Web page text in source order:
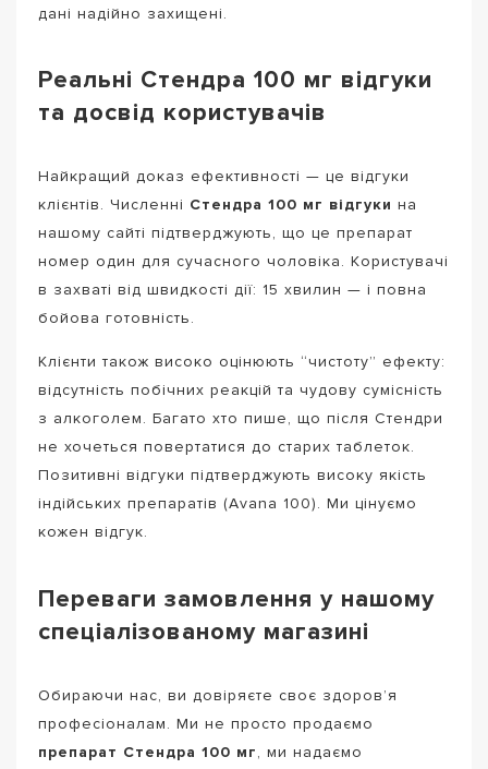
дані надійно захищені.
Реальні Стендра 100 мг відгуки
та досвід користувачів
Найкращий доказ ефективності — це відгуки
клієнтів. Численні Стендра 100 мг відгуки на
нашому сайті підтверджують, що це препарат
номер один для сучасного чоловіка. Користувачі
в захваті від швидкості дії: 15 хвилин — і повна
бойова готовність.
Клієнти також високо оцінюють “чистоту” ефекту:
відсутність побічних реакцій та чудову сумісність
з алкоголем. Багато хто пише, що після Стендри
не хочеться повертатися до старих таблеток.
Позитивні відгуки підтверджують високу якість
індійських препаратів (Avana 100). Ми цінуємо
кожен відгук.
Переваги замовлення у нашому
спеціалізованому магазині
Обираючи нас, ви довіряєте своє здоров’я
професіоналам. Ми не просто продаємо
препарат Стендра 100 мг, ми надаємо